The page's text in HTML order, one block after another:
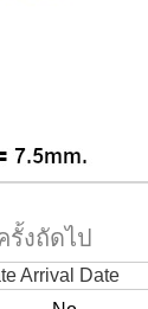
งถัดไป
Arrival Date